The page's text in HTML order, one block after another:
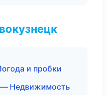
и пробки
— Недвижимость